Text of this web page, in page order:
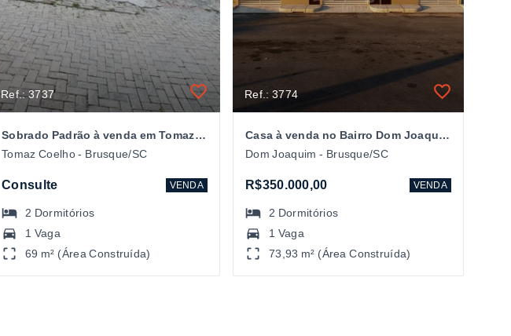
Ref.: 3737
Sobrado Padrão à venda em Tomaz Coelho - Brusque/SC
Tomaz Coelho - Brusque/SC
Consulte VENDA
2 Dormitórios
1 Vaga
69 m² (Área Construída)
Ref.: 3774
Casa à venda no Bairro Dom Joaquim em Brusque/SC
Dom Joaquim - Brusque/SC
R$350.000,00 VENDA
2 Dormitórios
1 Vaga
73,93 m² (Área Construída)